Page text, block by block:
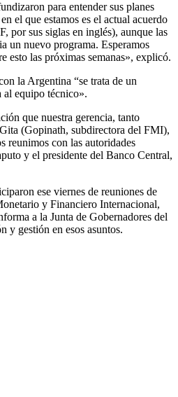
para entender sus planes
el que estamos es el actual acuerdo
por sus siglas en inglés), aunque las
un nuevo programa. Esperamos
esto las próximas semanas», explicó.
la Argentina “se trata de un
al equipo técnico».
que nuestra gerencia, tanto
(Gopinath, subdirectora del FMI),
reunimos con las autoridades
y el presidente del Banco Central,
ese viernes de reuniones de
y Financiero Internacional,
a la Junta de Gobernadores del
y gestión en esos asuntos.